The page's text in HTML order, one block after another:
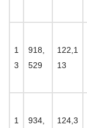
1
3
918,
529
122,1
13
1
934,
124,3